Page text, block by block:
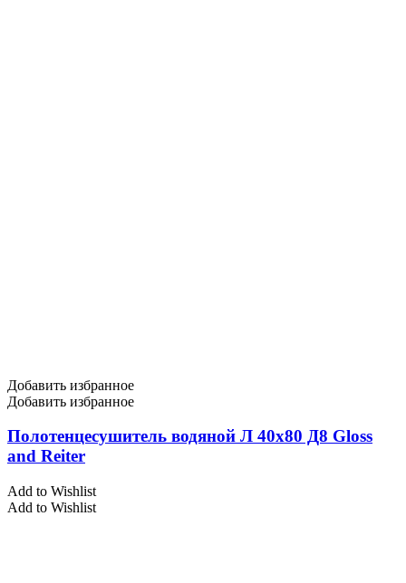
Добавить избранное
Добавить избранное
Полотенцесушитель водяной Л 40х80 Д8 Gloss
and Reiter
Add to Wishlist
Add to Wishlist